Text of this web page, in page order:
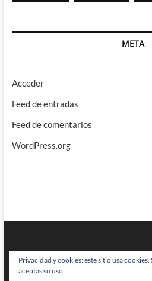
META
Acceder
Feed de entradas
Feed de comentarios
WordPress.org
Privacidad y cookies: este sitio usa
aceptas su uso.